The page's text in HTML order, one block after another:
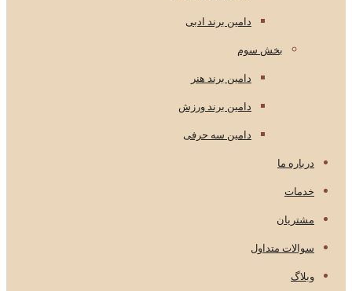
دامین برند ادبی
بخش سوم
دامین برند هنر
دامین برند ورزش
دامین سه حرفی
درباره ما
خدمات
مشتریان
سوالات متداول
وبلاگ